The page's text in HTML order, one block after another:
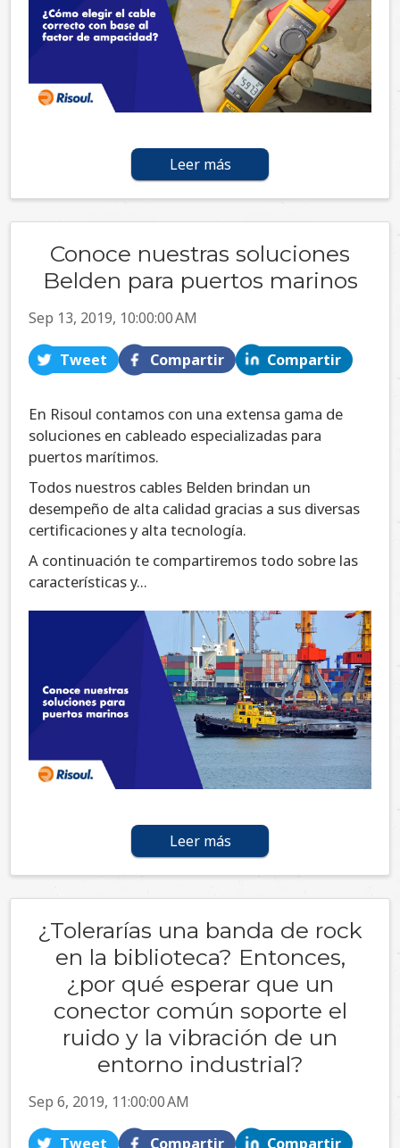
Leer más
Conoce nuestras soluciones
Belden para puertos marinos
Sep 13, 2019, 10:00:00 AM
Tweet Compartir Compartir
En Risoul contamos con una extensa gama de
soluciones en cableado especializadas para
puertos marítimos.
Todos nuestros cables Belden brindan un
desempeño de alta calidad gracias a sus diversas
certificaciones y alta tecnología.
A continuación te compartiremos todo sobre las
características y...
Leer más
¿Tolerarías una banda de rock
en la biblioteca? Entonces,
¿por qué esperar que un
conector común soporte el
ruido y la vibración de un
entorno industrial?
Sep 6, 2019, 11:00:00 AM
Tweet Compartir Compartir